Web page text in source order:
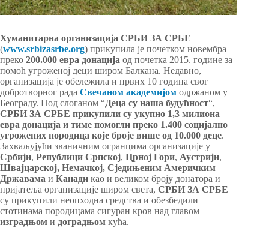
Хуманитарна организација СРБИ ЗА СРБЕ
(www.srbizasrbe.org) прикупила је почетком новембра
преко 200.000 евра донација од почетка 2015. године за
помоћ угроженој деци широм Балкана. Недавно,
организација је обележила и првих 10 година свог
добротворног рада Свечаном академијом одржаном у
Београду. Под слоганом “Деца су наша будућност“,
СРБИ ЗА СРБЕ прикупили су укупно 1,3 милиона
евра донација и тиме помогли преко 1.400 социјално
угрожених породица које броје више од 10.000 деце.
Захваљујући званичним огранцима организације у
Србији, Републици Српској, Црној Гори, Аустрији,
Швајцарској, Немачкој, Сједињеним Америчким
Државама и Канади као и великом броју донатора и
пријатеља организације широм света, СРБИ ЗА СРБЕ
су прикупили неопходна средства и обезбедили
стотинама породицама сигуран кров над главом
изградњом и доградњом кућа.